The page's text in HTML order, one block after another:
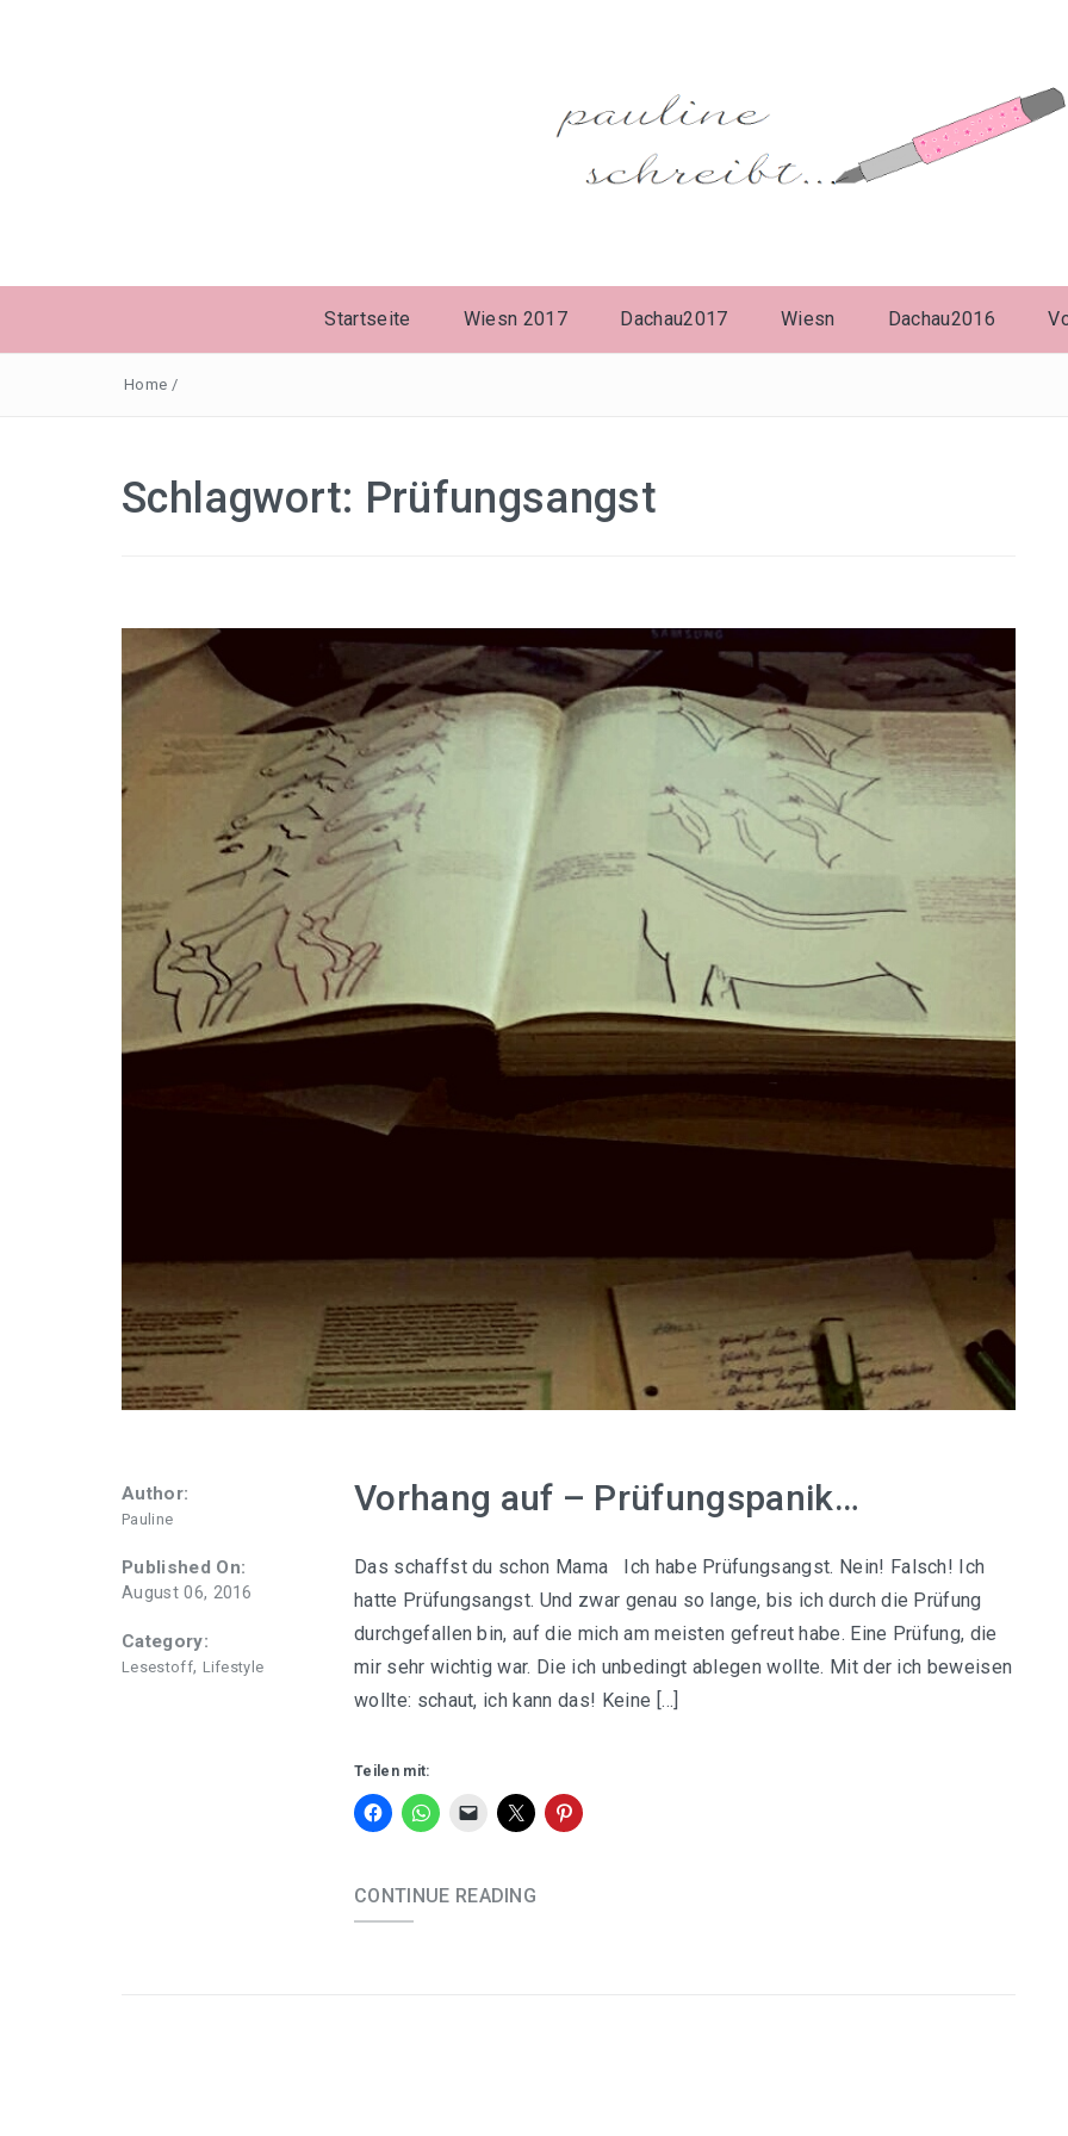
Startseite Wiesn 2017 Dachau2017 Wiesn Dachau2016
Home /
Schlagwort: Prüfungsangst
Author:
Pauline
Published On:
August 06, 2016
Category:
Lesestoff, Lifestyle
Vorhang auf – Prüfungspanik…
Das schaffst du schon Mama Ich habe Prüfungsangst. Nein! Falsch! Ich
hatte Prüfungsangst. Und zwar genau so lange, bis ich durch die Prüfung
durchgefallen bin, auf die mich am meisten gefreut habe. Eine Prüfung, die
mir sehr wichtig war. Die ich unbedingt ablegen wollte. Mit der ich beweisen
wollte: schaut, ich kann das! Keine […]
Teilen mit:
CONTINUE READING